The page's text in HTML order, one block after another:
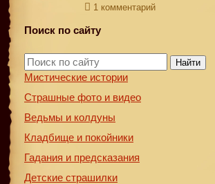
1 комментарий
Поиск по сайту
Найти
Мистические истории
Страшные фото и видео
Ведьмы и колдуны
Кладбище и покойники
Гадания и предсказания
Детские страшилки